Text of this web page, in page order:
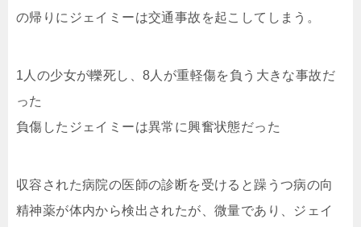
の帰りにジェイミーは交通事故を起こしてしまう。
1人の少女が轢死し、8人が重軽傷を負う大きな事故だ
った
負傷したジェイミーは異常に興奮状態だった
収容された病院の医師の診断を受けると躁うつ病の向
精神薬が体内から検出されたが、微量であり、ジェイ